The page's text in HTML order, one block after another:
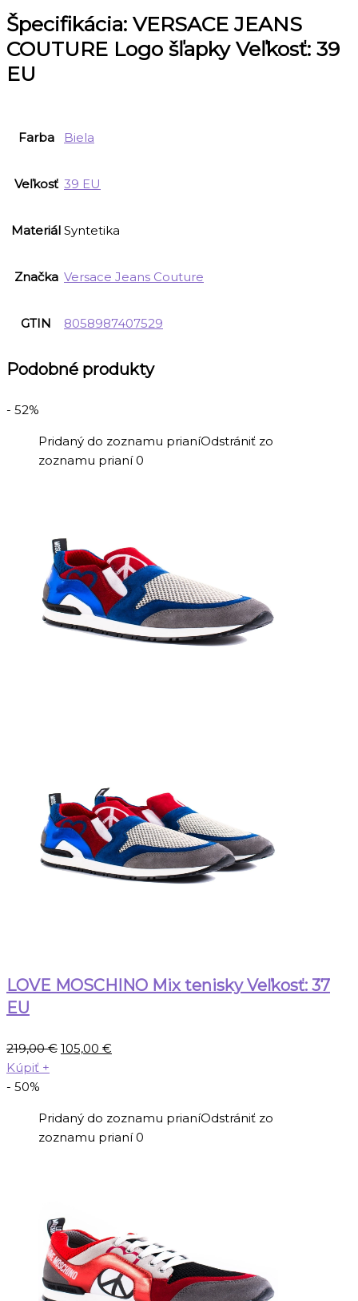
Špecifikácia: VERSACE JEANS
COUTURE Logo šľapky Veľkosť: 39
EU
Farba Biela
Veľkosť 39 EU
Materiál Syntetika
Značka Versace Jeans Couture
GTIN 8058987407529
Podobné produkty
- 52%
Pridaný do zoznamu prianíOdstrániť zo
zoznamu prianí 0
LOVE MOSCHINO Mix tenisky Veľkosť: 37
EU
219,00€ Pôvodná
105,00 €
Kúpiť +
- 50%
Pridaný do zoznamu prianíOdstrániť zo
zoznamu prianí 0